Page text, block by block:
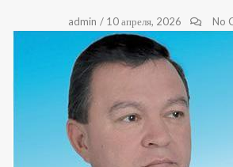
admin / 10 апреля, 2026 No